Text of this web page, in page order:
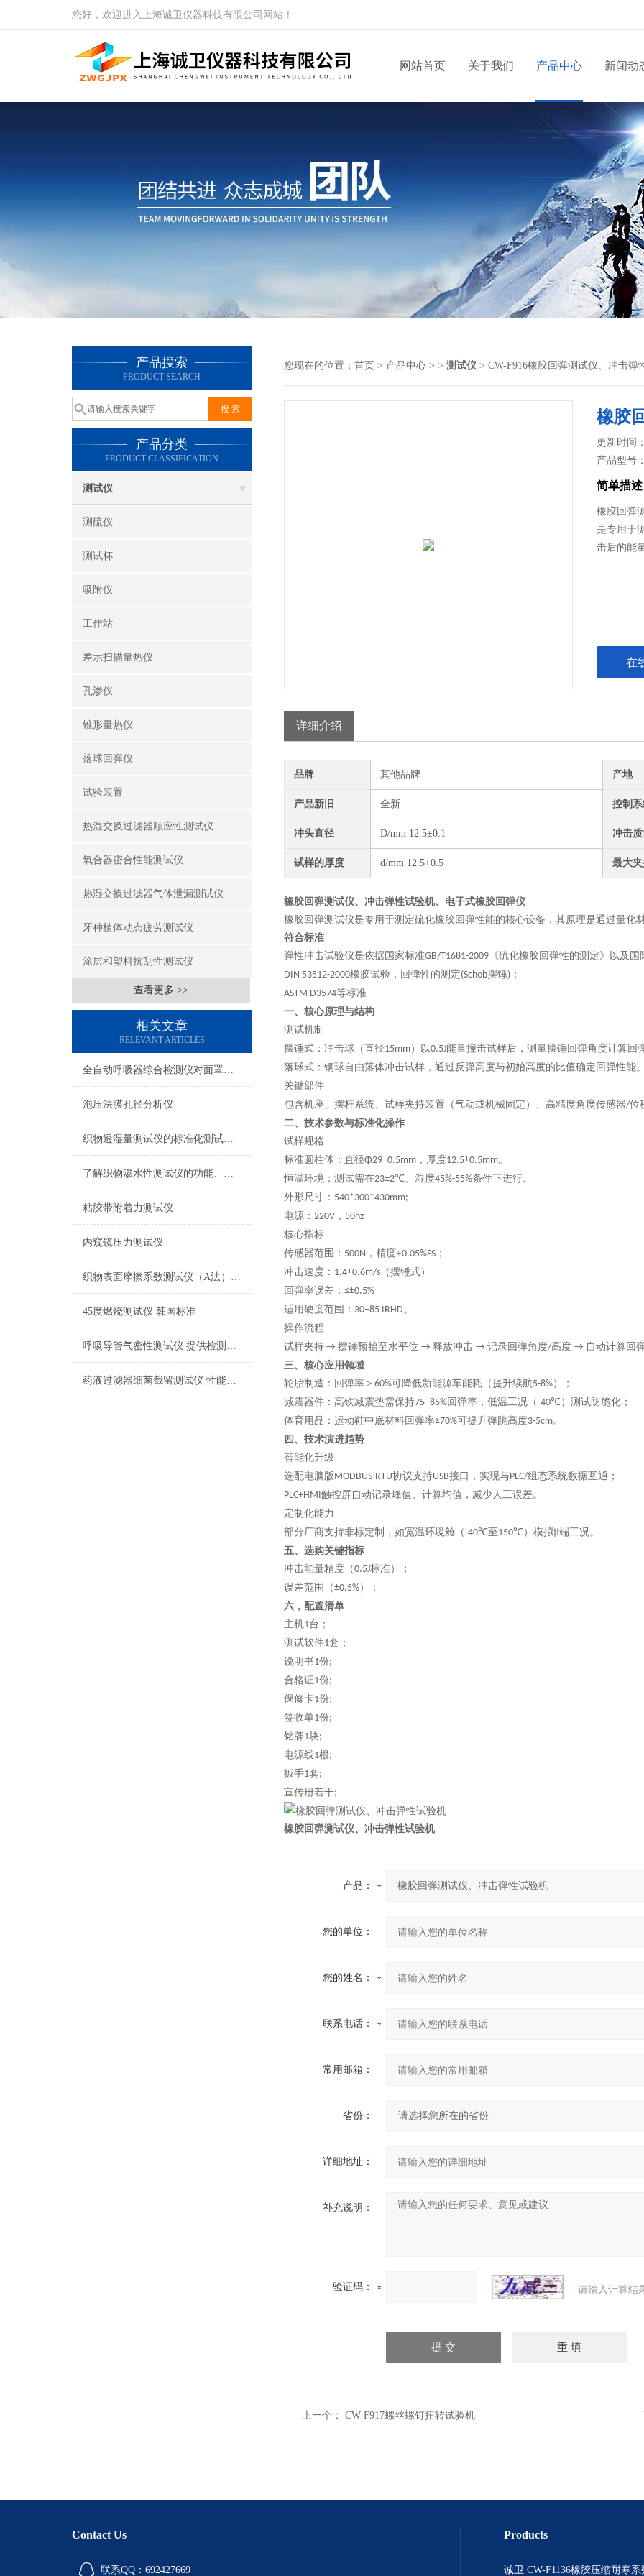
您好，欢迎进入上海诚卫仪器科技有限公司网站！
网站首页 关于我们 产品中心 新闻动
产品搜索
PRODUCT SEARCH
产品分类
PRODUCT CLASSIFICATION
测试仪
测硫仪
测试杯
吸附仪
工作站
差示扫描量热仪
孔渗仪
锥形量热仪
落球回弹仪
试验装置
热湿交换过滤器顺应性测试仪
氧合器密合性能测试仪
热湿交换过滤器气体泄漏测试仪
牙种植体动态疲劳测试仪
涂层和塑料抗刮性测试仪
查看更多 >>
相关文章
RELEVANT ARTICLES
全自动呼吸器综合检测仪对面罩泄漏率的定量检测方法
泡压法膜孔径分析仪
织物透湿量测试仪的标准化测试方法与流程介绍
了解织物渗水性测试仪的功能、优势与行业应用
粘胶带附着力测试仪
内窥镜压力测试仪
织物表面摩擦系数测试仪（A法） 检测准确
45度燃烧测试仪 韩国标准
呼吸导管气密性测试仪 提供检测方案
药液过滤器细菌截留测试仪 性能稳定
您现在的位置： 首页 > 产品中心 > > 测试仪 > CW-F916橡胶回弹测试仪、冲击弹
橡胶
更新时间
产品型号
简单描述
橡胶回弹
是专用于
击后的能
在
详细介绍
品牌 其他品牌 产地
产品新旧 全新 控制
冲头直径 D/mm 12.5±0.1 冲击
试样的厚度 d/mm 12.5+0.5 最大
橡胶回弹测试仪、 冲击弹性试验机、 电子式橡胶回弹仪
橡胶回弹测试仪是专用于测定硫化橡胶回弹性能的核心设备，其原理是通过量化
符合标准
弹性冲击试验仪是依据国家标准GB/T1681-2009 《硫化橡胶回弹性的测定》以及国
DIN 53512-2000橡胶试验，回弹性的测定(Schob摆锤) ；
ASTM D3574等标准
一、核心原理与结构
测试机制
摆锤式 ：冲击球（直径15mm）以0.5J能量撞击试样后，测量摆锤回弹角度计算回
落球式 ：钢球自由落体冲击试样，通过反弹高度与初始高度的比值确定回弹性能。
关键部件
包含机座、摆杆系统、试样夹持装置（气动或机械固定）、高精度角度传感器/位
二、技术参数与标准化操作
试样规格
标准圆柱体：直径Φ29±0.5mm ，厚度12.5±0.5mm‌。
恒温环境：测试需在23±2℃、湿度45%-55%条件下进行。
外形尺寸： 540*300*430mm;
电源： 220V ， 50hz
核心指标
传感器范围： 500N ，精度±0.05%FS ；
冲击速度： 1.4±0.6m/s （摆锤式）
回弹率误差： ≤±0.5%
适用硬度范围： 30–85 IRHD‌。
操作流程
试样夹持 → 摆锤预抬至水平位 → 释放冲击 → 记录回弹角度/高度 → 自动计算回
三、核心应用领域
轮胎制造 ：回弹率＞ 60%可降低新能源车能耗（提升续航5-8%）
；
减震器件 ：高铁减震垫需保持75–85%回弹率，低温工况（-40℃）测试防脆化 ；
体育用品 ：运动鞋中底材料回弹率≥70%可提升弹跳高度3-5cm‌。
四、技术演进趋势
智能化升级
选配电脑版 MODBUS-RTU协议支持USB接口，实现与PLC/组态系统数据互通 ；
PLC+HMI触控屏自动记录峰值、计算均值，减少人工误差。
定制化能力
部分厂商支持非标定制，如宽温环境舱（-40℃至 150℃）模拟ji端工况。
五、选购关键指标
冲击能量精度（0.5J标准）
；
误差范围（±0.5%）
；
六，配置清单
主机1台；
测试软件1套；
说明书1份;
合格证1份;
保修卡1份;
签收单1份;
铭牌1块;
电源线1根;
扳手1套;
宣传册若干;
橡胶回弹测试仪、 冲击弹性试验机
产品：
您的单位：
您的姓名：
联系电话：
常用邮箱：
省份：
详细地址：
补充说明：
验证码： 请输入计算结
上一个： CW-F917螺丝螺钉扭转试验机
Contact Us
联系QQ：692427669
Products
诚卫 CW-F1136橡胶压缩耐寒